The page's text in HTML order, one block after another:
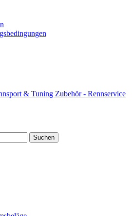
Suchen